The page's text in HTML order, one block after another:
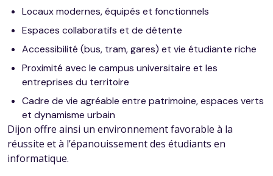
Locaux modernes, équipés et fonctionnels
Espaces collaboratifs et de détente
Accessibilité (bus, tram, gares) et vie étudiante riche
Proximité avec le campus universitaire et les
entreprises du territoire
Cadre de vie agréable entre patrimoine, espaces verts
et dynamisme urbain
Dijon offre ainsi un environnement favorable à la
réussite et à l’épanouissement des étudiants en
informatique.